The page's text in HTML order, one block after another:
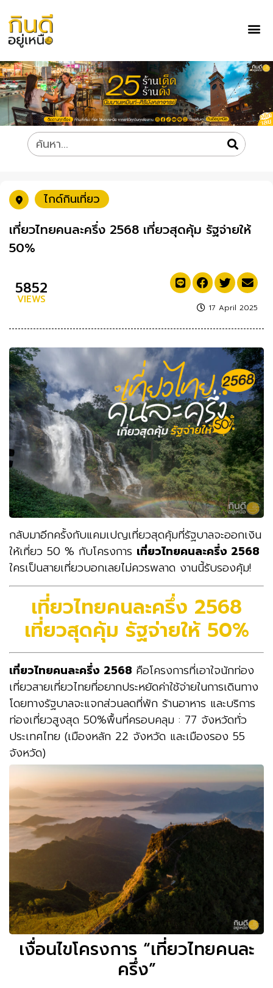
ไกด์กินเที่ยว
เที่ยวไทยคนละครึ่ง 2568 เที่ยวสุดคุ้ม รัฐจ่ายให้
50%
5852
VIEWS
17 April 2025
กลับมาอีกครั้งกับแคมเปญเที่ยวสุดคุ้มที่รัฐบาลจะออกเงิน
ให้เที่ยว 50 % กับโครงการ เที่ยวไทยคนละครึ่ง 2568
ใครเป็นสายเที่ยวบอกเลยไม่ควรพลาด งานนี้รับรองคุ้ม!
เที่ยวไทยคนละครึ่ง 2568
เที่ยวสุดคุ้ม รัฐจ่ายให้ 50%
เที่ยวไทยคนละครึ่ง 2568 คือโครงการที่เอาใจนักท่อง
เที่ยวสายเที่ยวไทยที่อยากประหยัดค่าใช้จ่ายในการเดินทาง
โดยทางรัฐบาลจะแจกส่วนลดที่พัก ร้านอาหาร และบริการ
ท่องเที่ยวสูงสุด 50%พื้นที่ครอบคลุม : 77 จังหวัดทั่ว
ประเทศไทย (เมืองหลัก 22 จังหวัด และเมืองรอง 55
จังหวัด)
เงื่อนไขโครงการ “เที่ยวไทยคนละ
ครึ่ง”